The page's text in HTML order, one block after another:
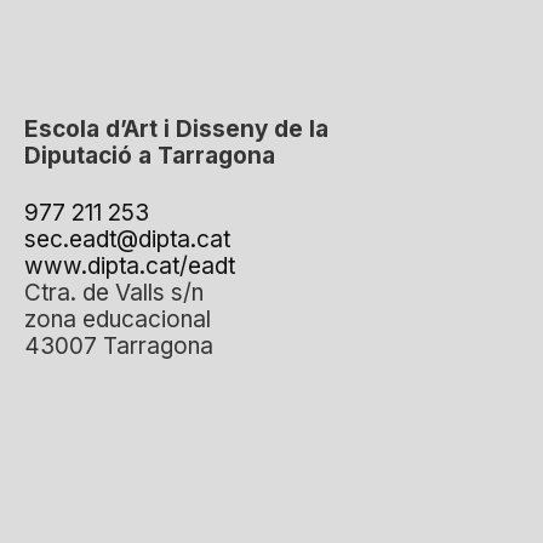
Escola d’Art i Disseny de la
Diputació a Tarragona
977 211 253
sec.eadt@dipta.cat
www.dipta.cat/eadt
Ctra. de Valls s/n
zona educacional
43007 Tarragona